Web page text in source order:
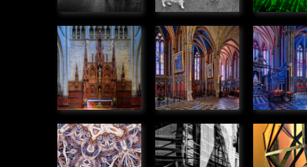
Retable de
la
Cathédrale,
Orléans
» Urbain
Chapelles
dans la
Cathédrale
» Urbain
dans la
» Urbain
Kaléidoscope
» Graphique
Echafaudage
» Graphique »